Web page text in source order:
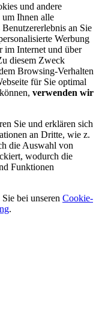
und andere
Ihnen alle
an Sie
Werbung
im Internet und über
diesem Zweck
Browsing-Verhalten
für Sie optimal
verwenden wir
Sie und erklären sich
an Dritte, wie z.
die Auswahl von
wodurch die
Funktionen
bei unseren Cookie-
.